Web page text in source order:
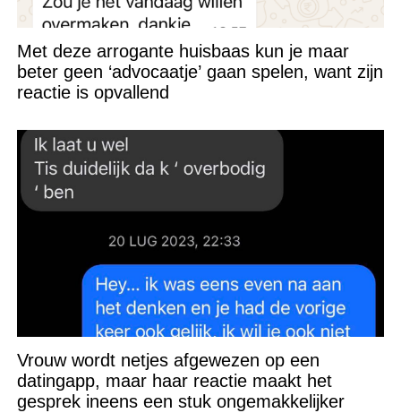
Met deze arrogante huisbaas kun je maar
beter geen ‘advocaatje’ gaan spelen, want zijn
reactie is opvallend
Vrouw wordt netjes afgewezen op een
datingapp, maar haar reactie maakt het
gesprek ineens een stuk ongemakkelijker